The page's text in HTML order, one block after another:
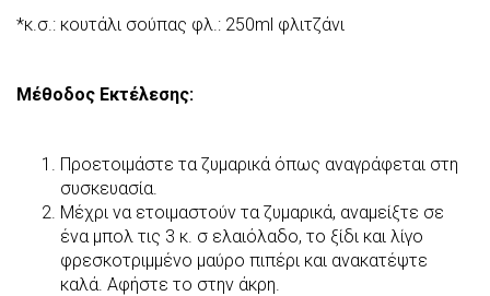
*κ.σ.: κουτάλι σούπας φλ.: 250ml φλιτζάνι
Μέθοδος Εκτέλεσης:
Προετοιμάστε τα ζυμαρικά όπως αναγράφεται στη
συσκευασία.
Μέχρι να ετοιμαστούν τα ζυμαρικά, αναμείξτε σε
ένα μπολ τις 3 κ. σ ελαιόλαδο, το ξίδι και λίγο
φρεσκοτριμμένο μαύρο πιπέρι και ανακατέψτε
καλά. Αφήστε το στην άκρη.